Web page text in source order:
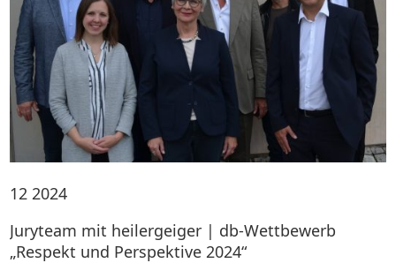
12 2024
Juryteam mit heilergeiger | db-Wettbewerb
„Respekt und Perspektive 2024“